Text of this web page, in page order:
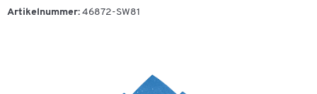
Artikelnummer: 46872-SW81